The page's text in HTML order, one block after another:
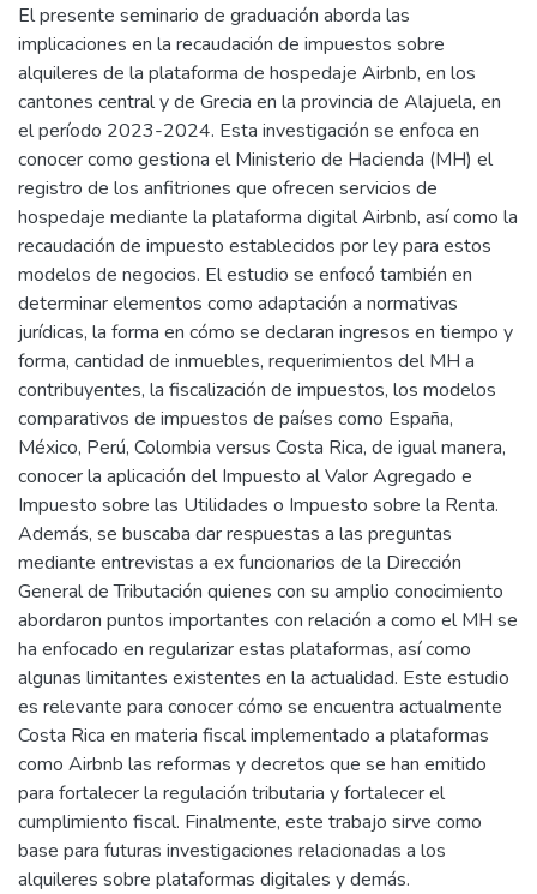
El presente seminario de graduación aborda las
implicaciones en la recaudación de impuestos sobre
alquileres de la plataforma de hospedaje Airbnb, en los
cantones central y de Grecia en la provincia de Alajuela, en
el período 2023-2024. Esta investigación se enfoca en
conocer como gestiona el Ministerio de Hacienda (MH) el
registro de los anfitriones que ofrecen servicios de
hospedaje mediante la plataforma digital Airbnb, así como la
recaudación de impuesto establecidos por ley para estos
modelos de negocios. El estudio se enfocó también en
determinar elementos como adaptación a normativas
jurídicas, la forma en cómo se declaran ingresos en tiempo y
forma, cantidad de inmuebles, requerimientos del MH a
contribuyentes, la fiscalización de impuestos, los modelos
comparativos de impuestos de países como España,
México, Perú, Colombia versus Costa Rica, de igual manera,
conocer la aplicación del Impuesto al Valor Agregado e
Impuesto sobre las Utilidades o Impuesto sobre la Renta.
Además, se buscaba dar respuestas a las preguntas
mediante entrevistas a ex funcionarios de la Dirección
General de Tributación quienes con su amplio conocimiento
abordaron puntos importantes con relación a como el MH se
ha enfocado en regularizar estas plataformas, así como
algunas limitantes existentes en la actualidad. Este estudio
es relevante para conocer cómo se encuentra actualmente
Costa Rica en materia fiscal implementado a plataformas
como Airbnb las reformas y decretos que se han emitido
para fortalecer la regulación tributaria y fortalecer el
cumplimiento fiscal. Finalmente, este trabajo sirve como
base para futuras investigaciones relacionadas a los
alquileres sobre plataformas digitales y demás.